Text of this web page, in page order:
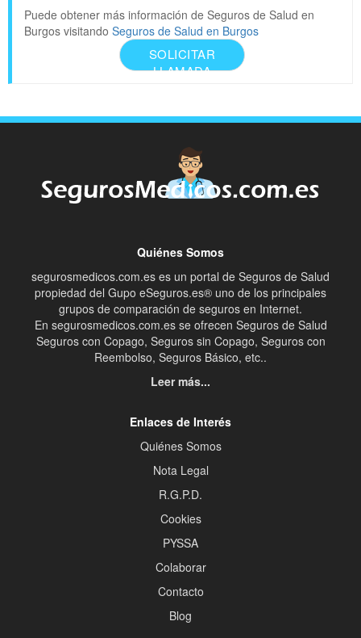
Puede obtener más información de Seguros de Salud en
Burgos visitando Seguros de Salud en Burgos
SOLICITAR
LLAMADA
Quiénes Somos
segurosmedicos.com.es es un portal de Seguros de Salud
propiedad del Gupo eSeguros.es® uno de los principales
grupos de comparación de seguros en Internet.
En segurosmedicos.com.es se ofrecen Seguros de Salud
Seguros con Copago, Seguros sin Copago, Seguros con
Reembolso, Seguros Básico, etc..
Leer más...
Enlaces de Interés
Quiénes Somos
Nota Legal
R.G.P.D.
Cookies
PYSSA
Colaborar
Contacto
Blog